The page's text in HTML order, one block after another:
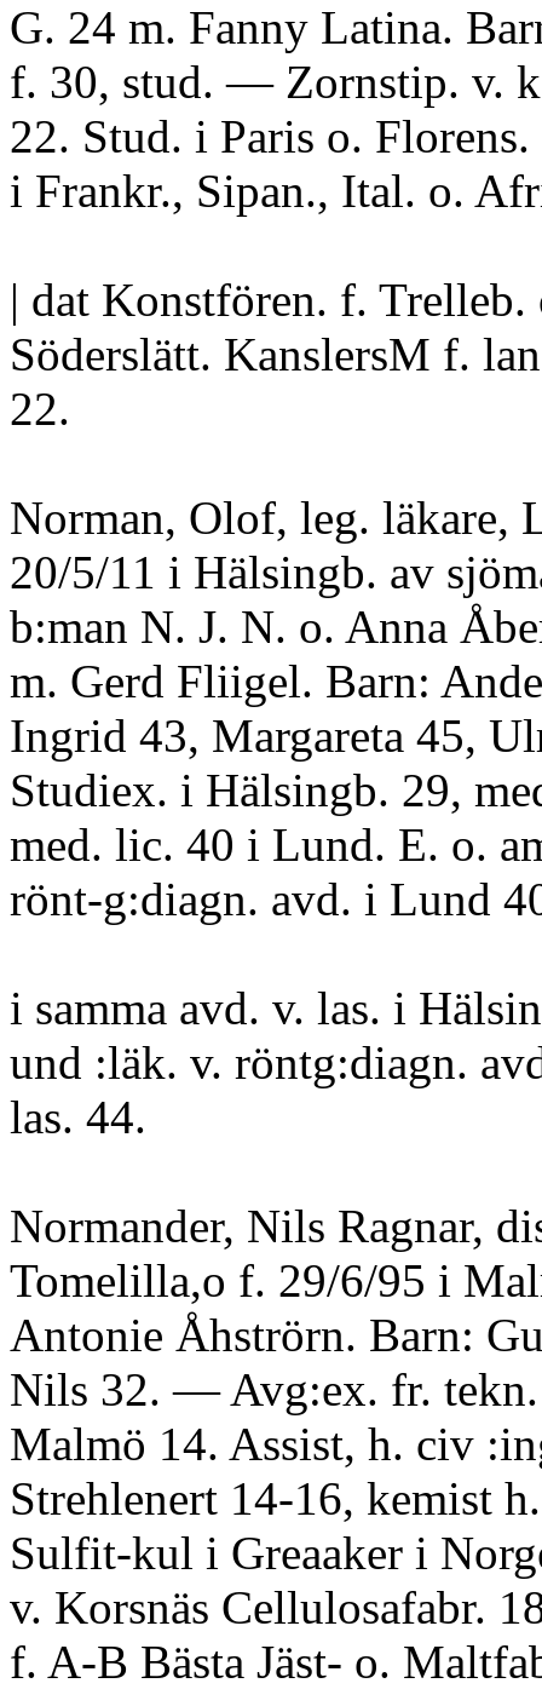
G. 24 m. Fanny Latina.
f. 30, stud. — Zornstip. v.
22. Stud. i Paris o. Florens.
i Frankr., Sipan., Ital. o.
| dat Konstfören. f. Trelleb.
Söderslätt. KanslersM f.
22.
Norman, Olof, leg. läkare,
20/5/11 i Hälsingb. av
b:man N. J. N. o. Anna
m. Gerd Fliigel. Barn:
Ingrid 43, Margareta 45,
Studiex. i Hälsingb. 29,
med. lic. 40 i Lund. E. o.
rönt-g:diagn. avd. i Lund
i samma avd. v. las. i
und :läk. v. röntg:diagn.
las. 44.
Normander, Nils Ragnar,
Tomelilla,o f. 29/6/95 i
Antonie Åhströrn. Barn:
Nils 32. — Avg:ex. fr.
Malmö 14. Assist, h. civ
Strehlenert 14-16, kemist
Sulfit-kul i Greaaker i
v. Korsnäs Cellulosafabr.
f. A-B Bästa Jäst- o.